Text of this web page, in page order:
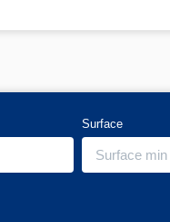
Surface